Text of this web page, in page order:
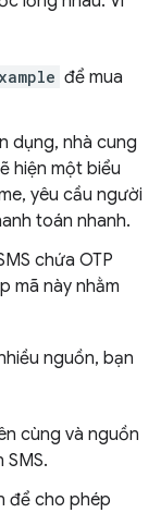
để mua
dụng, nhà cung
hiện một biểu
yêu cầu người
toán nhanh.
chứa OTP
mã này nhằm
nguồn, bạn
cùng và nguồn
để cho phép